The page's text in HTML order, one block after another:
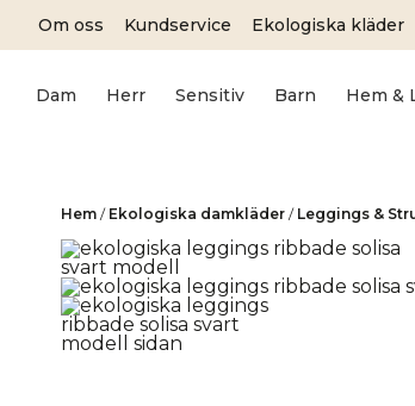
Om oss Kundservice Ekologiska kläder
Dam Herr Sensitiv Barn Hem &
Hem / Ekologiska damkläder / Leggings &